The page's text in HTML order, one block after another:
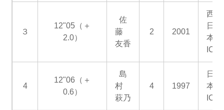
３
12"05（＋
2.0）
佐
藤
友香
2 2001
西
日
本
IC
4
12"06（＋
0.6）
島
村
萩乃
4 1997
日
本
IC